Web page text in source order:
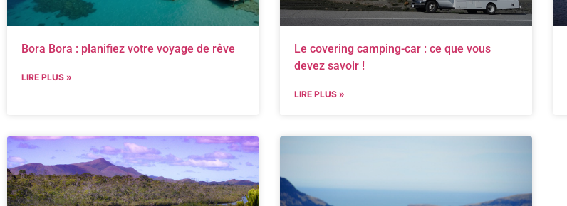
Bora Bora : planifiez votre voyage de rêve
LIRE PLUS »
Le covering camping-car : ce que vous
devez savoir !
LIRE PLUS »